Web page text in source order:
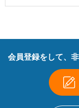
会員登録をして、